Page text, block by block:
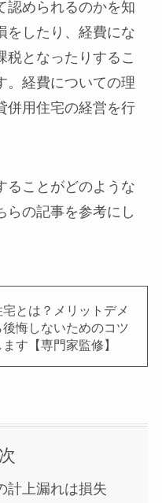
認められるのかを知
をしたり、経費にな
税となったりするこ
。経費についての理
併用住宅の経営を行
ることがどのような
らの記事を参考にし
とは？メリットデメ
後悔しないためのコツ
す【専門家監修】
計上漏れは損失